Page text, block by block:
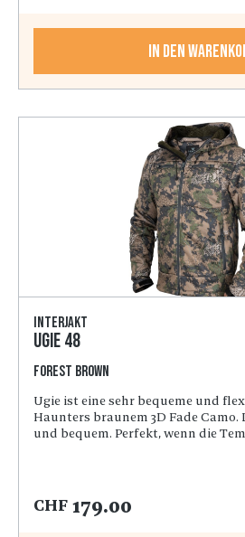
In den
Interjakt
Ugie 48
Forest Brown
Ugie ist eine sehr bequeme und
Haunters braunem 3D Fade
und bequem. Perfekt, wenn die
weiches MaterialWeiches und
FutterBelüftung unter den
CHF 179.00